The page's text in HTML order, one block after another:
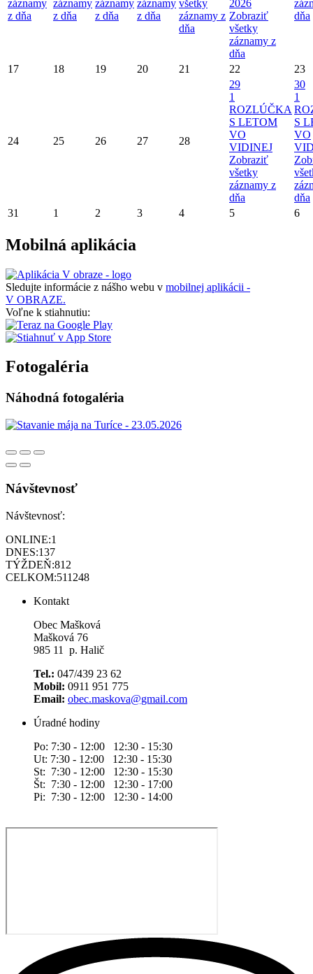
záznamy
z dňa
záznamy
z dňa
záznamy
z dňa
záznamy
z dňa
všetky
záznamy z
dňa
2026
Zobraziť
všetky
záznamy z
dňa
dňa
17 18 19 20 21 22 23
24 25 26 27 28
29
1
ROZLÚČKA
S LETOM
VO
VIDINEJ
Zobraziť
všetky
záznamy z
dňa
30
1
S
VO
dňa
31
1 2 3 4 5 6
Mobilná aplikácia
Sledujte informácie z nášho webu v mobilnej aplikácii -
V OBRAZE.
Voľne k stiahnutiu:
Fotogaléria
Náhodná fotogaléria
Návštevnosť
Návštevnosť:
ONLINE:1
DNES:137
TÝŽDEŇ:812
CELKOM:511248
Kontakt
Obec Mašková
Mašková 76
985 11 p. Halič
Tel.: 047/439 23 62
Mobil: 0911 951 775
Email: obec.maskova@gmail.com
Úradné hodiny
Po: 7:30 - 12:00 12:30 - 15:30
Ut: 7:30 - 12:00 12:30 - 15:30
St: 7:30 - 12:00 12:30 - 15:30
Št: 7:30 - 12:00 12:30 - 17:00
Pi: 7:30 - 12:00 12:30 - 14:00